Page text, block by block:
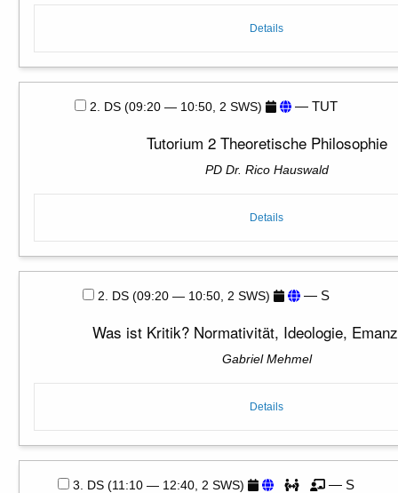
Details
2. DS (09:20 — 10:50, 2 SWS) — TUT
Tutorium 2 Theoretische Philosophie
PD Dr. Rico Hauswald
Details
2. DS (09:20 — 10:50, 2 SWS) — S
Was ist Kritik? Normativität, Ideologie,
Gabriel Mehmel
Details
3. DS (11:10 — 12:40, 2 SWS) — S